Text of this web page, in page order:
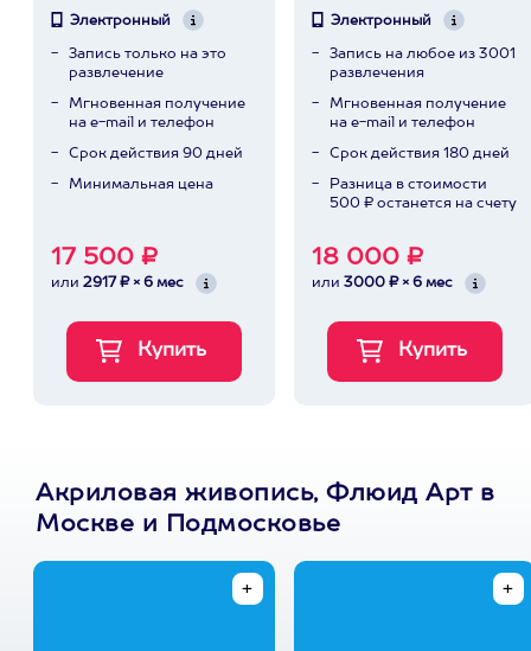
Электронный
Запись только на это
развлечение
Мгновенная получение
на e-mail и телефон
Срок действия 90 дней
Минимальная цена
17 500 ₽
или 2917 ₽ × 6 мес
Электронный
Запись на любое из 3001
развлечения
Мгновенная получение
на e-mail и телефон
Срок действия 180 дней
Разница в стоимости
500 ₽ останется на счету
18 000 ₽
или 3000 ₽ × 6 мес
Акриловая живопись, Флюид Арт в
Москве и Подмосковье